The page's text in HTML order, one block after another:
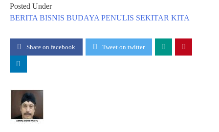
Posted Under
BERITA BISNIS BUDAYA PENULIS SEKITAR KITA
Share on facebook Tweet on twitter